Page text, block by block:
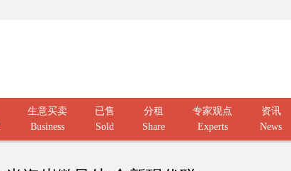
生意买卖
Business
已售
Sold
分租
Share
专家观点
Experts
资讯
News